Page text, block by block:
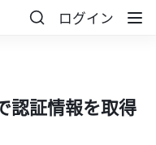
ログイン
認証情報を取得